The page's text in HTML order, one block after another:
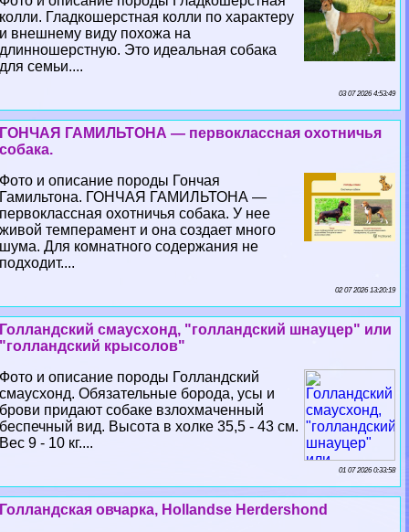
колли. Гладкошерстная колли по хаpaктеру
и внешнему виду похожа на
длинношерстную. Это идеальная собака
для семьи....
03 07 2026 4:53:49
ГОНЧАЯ ГАМИЛЬТОНА — первоклассная охотничья
собака.
Фото и описание породы Гончая
Гамильтона. ГОНЧАЯ ГАМИЛЬТОНА —
первоклассная охотничья собака. У нее
живой темперамент и она создает много
шума. Для комнатного содержания не
подходит....
02 07 2026 13:20:19
Голландский смаусхонд, "голландский шнауцер" или
"голландский крысолов"
Фото и описание породы Голландский
смаусхонд. Обязательные борода, усы и
брови придают собаке взлохмаченный
беспечный вид. Высота в холке 35,5 - 43 см.
Вес 9 - 10 кг....
01 07 2026 0:33:58
Голландская овчарка, Hollandse Herdershond